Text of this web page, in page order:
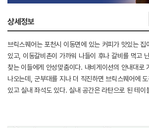
상세정보
브릭스퀘어는 포천시 이동면에 있는 커피가 맛있는
있고, 이동갈비촌이 가까워 나들이 후나 갈비를 먹고
찾는 이들에게 안성맞춤이다. 내비게이션의 안내대로
나오는데, 군부대를 지나 더 직진하면 브릭스퀘어에
있고 실내 좌석도 있다. 실내 공간은 라탄으로 된 테이
휴양지에 온 분위기이다. 주차는 매장 앞에 전용 주차